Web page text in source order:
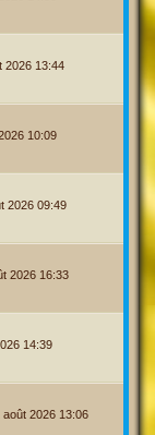
2026 13:44
10:09
2026 09:49
2026 16:33
14:39
août 2026 13:06